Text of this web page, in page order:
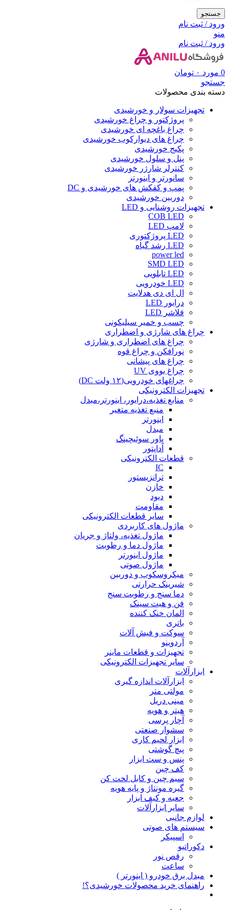
جستجو
ورود / ثبت نام
منو
ورود / ثبت نام
0 مورد ۰ تومان
جستجو
دسته بندی محصولات
تجهیزات سولار و خورشیدی
پروژکتور و چراغ خورشیدی
چراغ باغچه ای خورشیدی
چراغ های دیوارکوب خورشیدی
پکیج خورشیدی
پنل و سلول خورشیدی
کنترلر شارژر خورشیدی
سانورتر و اینورتر
پمپ و کفکش های خورشیدی و DC
دوربین خورشیدی
تجهیزات روشنایی و LED
COB LED
لامپ LED
LED پروژکتوری
LED رشد گیاه
power led
SMD LED
LED تابلویی
LED خودرویی
ال ای دی هدلایت
درایور LED
فلاشر LED
چسب و خمیر سیلیکونی
چراغ های شارژی و اضطراری
چراغ های اضطراری و شارژی
نورافکن و چراغ قوه
چراغ های پیشانی
چراغ یووی UV
چراغهای خودرویی(۱۲ ولت DC)
تجهیزات الکترونیکی
منابع تغذیه،درایور، اینورتر،مبدل
منبع تغذیه متغیر
اینورتر
مبدل
پاور سوئیچینگ
آداپتور
قطعات الکترونیکی
IC
ترانزیستور
خازن
دیود
مقاومت
سایر قطعات الکترونیکی
ماژول های کاربردی
ماژول تغذیه، ولتاژ و جریان
ماژول دما و رطوبت
ماژول اینورتر
ماژول صوتی
میکروسکوپ و دوربین
شیرینک حرارتی
دما سنج و رطوبت سنج
فن و هیت سینک
المان خنک کننده
باتری
سوکت و فیش آلات
آردوینو
تجهیزات و قطعات ماینر
سایر تجهیزات الکترونیکی
ابزارآلات
ابزارآلات اندازه گیری
مولتی متر
مینی دریل
هیتر و هویه
آچار پرسی
سشوار صنعتی
ابزار لحیم کاری
پیچ گوشتی
پنس و ست ابزار
کف چین
سیم چین و کابل لخت کن
گیره مونتاژ و پایه هویه
جعبه و کیف ابزار
سایر ابزارآلات
لوازم جانبی
سیستم های صوتی
اسپیکر
دکوراتیو
رقص نور
ساعت
مبدل برق خودرو ( اینورتر )
راهنمای خرید محصولات خورشیدی؟!